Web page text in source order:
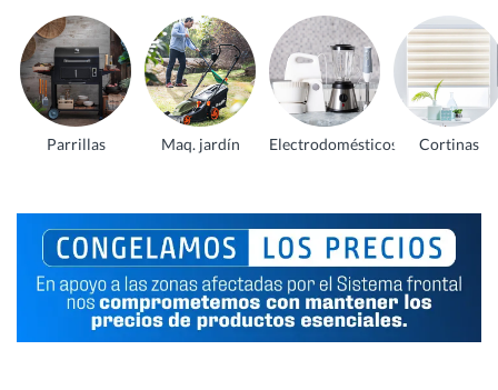
Parrillas Maq. jardín Electrodomésticos Cortinas